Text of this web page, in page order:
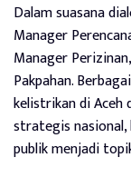
Dalam suasana
Manager
Manager
Pakpahan.
kelistrikan di Aceh
strategis
publik menjadi